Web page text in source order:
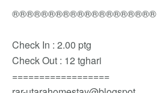
®®®®®®®®®®®®®®®®®®®®
Check In : 2.00 ptg
Check Out : 12 tghari
==================